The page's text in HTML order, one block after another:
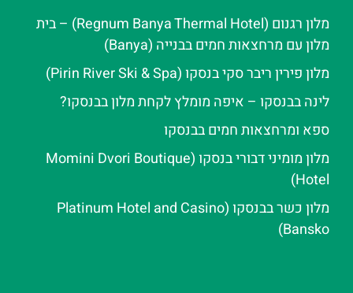
מלון רגנום (Regnum Banya Thermal Hotel) – בית
מלון עם מרחצאות חמים בבנייה (Banya)
מלון פירין ריבר סקי בנסקו (Pirin River Ski & Spa‬)
לינה בבנסקו – איפה מומלץ לקחת מלון בבנסקו?
ספא ומרחצאות חמים בבנסקו
מלון מומיני דבורי בנסקו (Momini Dvori Boutique
Hotel)
מלון כשר בבנסקו (Platinum Hotel and Casino
Bansko)